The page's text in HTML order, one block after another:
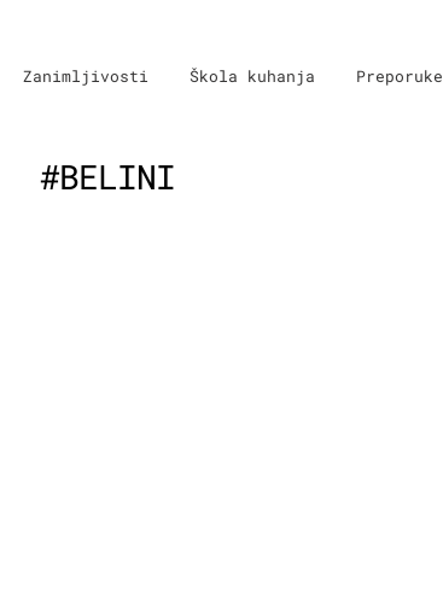
Zanimljivosti Škola kuhanja Preporuke
#BELINI